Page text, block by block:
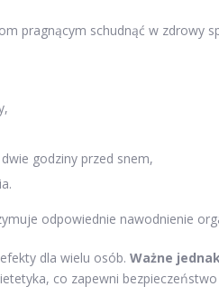
pragnącym schudnąć w zdrowy
godziny przed snem,
odpowiednie nawodnienie
dla wielu osób. Ważne
co zapewni bezpieczeństwo